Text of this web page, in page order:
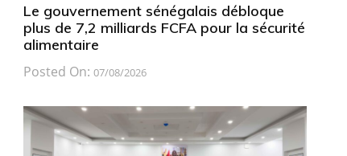
Le gouvernement sénégalais débloque
plus de 7,2 milliards FCFA pour la sécurité
alimentaire
Posted On: 07/08/2026